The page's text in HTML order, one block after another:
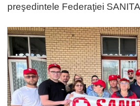
preşedintele Federaţiei